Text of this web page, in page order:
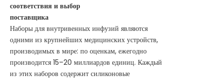
соответствия и выбор
поставщика
Наборы для внутривенных инфузий являются
одними из крупнейших медицинских устройств,
производимых в мире: по оценкам, ежегодно
производится 15–20 миллиардов единиц. Каждый
из этих наборов содержит силиконовые